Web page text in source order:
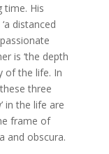
time. His
distanced
is ‘the depth
of the life. In
three
in the life are
frame of
and obscura.